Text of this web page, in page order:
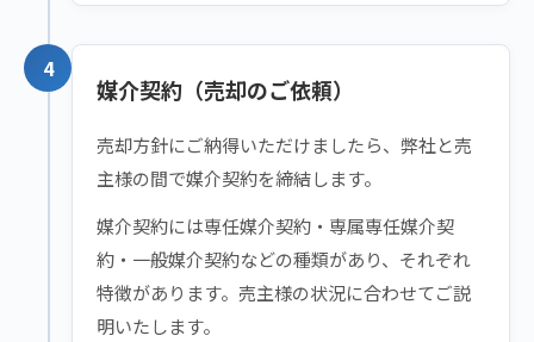
4
媒介契約（売却のご依頼）
売却方針にご納得いただけましたら、弊社と売
主様の間で媒介契約を締結します。
媒介契約には専任媒介契約・専属専任媒介契
約・一般媒介契約などの種類があり、それぞれ
特徴があります。売主様の状況に合わせてご説
明いたします。